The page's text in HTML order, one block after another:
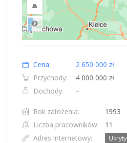
Road
Cena:
2 650 000 zł
Przychody:
4 000 000 zł
Dochody:
–
Rok założenia:
1993
Liczba pracowników:
11
Adres internetowy:
Ukryty